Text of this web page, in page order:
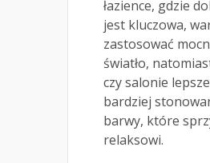
łazience, gdzie
jest kluczowa,
zastosować
światło,
czy salonie
bardziej
barwy, które
relaksowi.